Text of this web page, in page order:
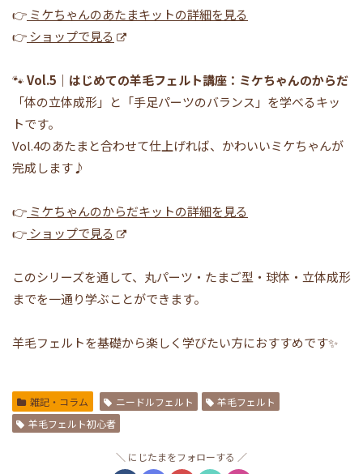
👉 ミケちゃんのあたまキットの詳細を見る
👉ショップで見る
🐾Vol.5｜はじめての羊毛フェルト講座：ミケちゃんのからだ
「体の立体成形」と「手足パーツのバランス」を学べるキッ
トです。
Vol.4のあたまと合わせて仕上げれば、かわいいミケちゃんが
完成します♪
👉 ミケちゃんのからだキットの詳細を見る
👉ショップで見る
このシリーズを通して、丸パーツ・たまご型・球体・立体成形
までを一通り学ぶことができます。
羊毛フェルトを基礎から楽しく学びたい方におすすめです✨
雑記・コラム ニードルフェルト
羊毛フェルト
羊毛フェルト初心者
にじたまをフォローする